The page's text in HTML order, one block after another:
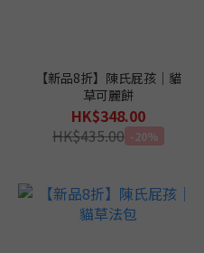
【新品8折】陳氏屁孩｜貓
草可麗餅
HK$348.00
HK$435.00 -20%